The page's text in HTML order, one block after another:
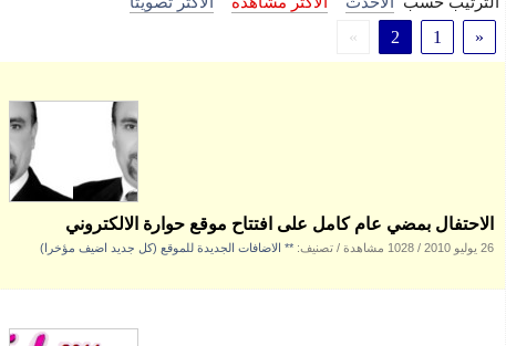
«
1
2
»
الاحتفال بمضي عام كامل على افتتاح موقع حوارة الالكتروني
26 يوليو 2010 / 1028 مشاهدة / تصنيف: ** الاضافات الجديدة للموقع (كل جديد اضيف مؤخرا)